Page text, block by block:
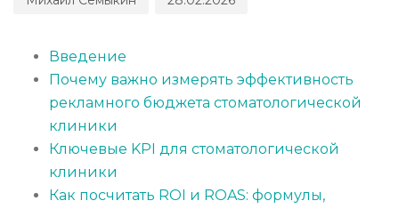
Введение
Почему важно измерять эффективность
рекламного бюджета стоматологической
клиники
Ключевые KPI для стоматологической
клиники
Как посчитать ROI и ROAS: формулы,